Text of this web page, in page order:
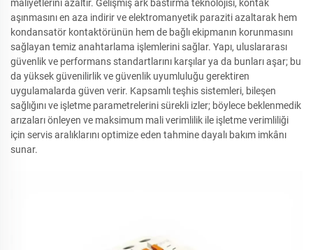
maliyetlerini azaltır. Gelişmiş ark bastırma teknolojisi, kontak
aşınmasını en aza indirir ve elektromanyetik paraziti azaltarak hem
kondansatör kontaktörünün hem de bağlı ekipmanın korunmasını
sağlayan temiz anahtarlama işlemlerini sağlar. Yapı, uluslararası
güvenlik ve performans standartlarını karşılar ya da bunları aşar; bu
da yüksek güvenilirlik ve güvenlik uyumluluğu gerektiren
uygulamalarda güven verir. Kapsamlı teşhis sistemleri, bileşen
sağlığını ve işletme parametrelerini sürekli izler; böylece beklenmedik
arızaları önleyen ve maksimum mali verimlilik ile işletme verimliliği
için servis aralıklarını optimize eden tahmine dayalı bakım imkânı
sunar.